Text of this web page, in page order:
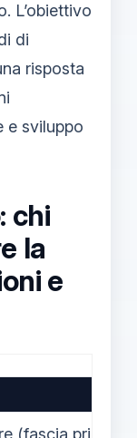
L’obiettivo
di
risposta
e sviluppo
chi
la
e
(fascia